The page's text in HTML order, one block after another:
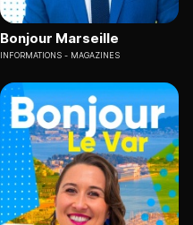
Bonjour Marseille
INFORMATIONS MAGAZINES